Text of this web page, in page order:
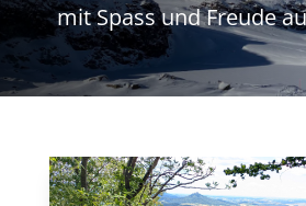
mit Spass und Freude